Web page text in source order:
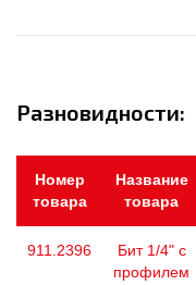
Разновидности:
Номер
товара
Название
товара
911.2396
Бит 1/4" с
профилем